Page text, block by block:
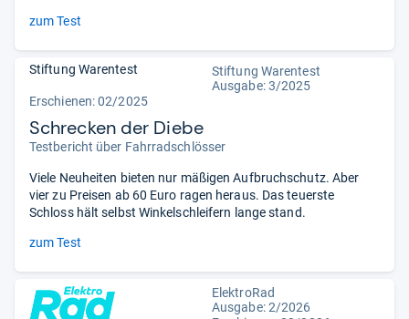
zum Test
Stiftung Warentest
Stiftung Warentest
Ausgabe: 3/2025
Erschienen: 02/2025
Schrecken der Diebe
Testbericht über Fahrradschlösser
Viele Neuheiten bieten nur mäßigen Aufbruchschutz. Aber
vier zu Preisen ab 60 Euro ragen heraus. Das teuerste
Schloss hält selbst Winkelschleifern lange stand.
zum Test
ElektroRad
Ausgabe: 2/2026